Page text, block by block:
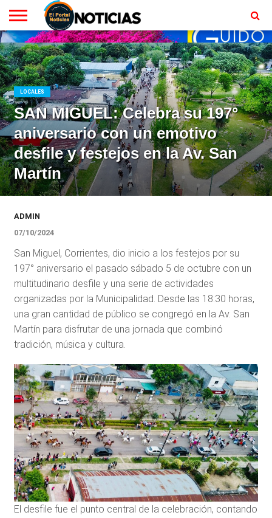
LOCALES
RADIO
EN
VIVO
EN
VIVO
MINISTERIO
CONTACTO
HOMEPAGE
LOCALES
SAN MIGUEL: Celebra su 197°
aniversario con un emotivo
desfile y festejos en la Av. San
Martín
ADMIN
07/10/2024
San Miguel, Corrientes, dio inicio a los festejos por su
197° aniversario el pasado sábado 5 de octubre con un
multitudinario desfile y una serie de actividades
organizadas por la Municipalidad. Desde las 18:30 horas,
una gran cantidad de público se congregó en la Av. San
Martín para disfrutar de una jornada que combinó
tradición, música y cultura.
El desfile fue el punto central de la celebración, contando